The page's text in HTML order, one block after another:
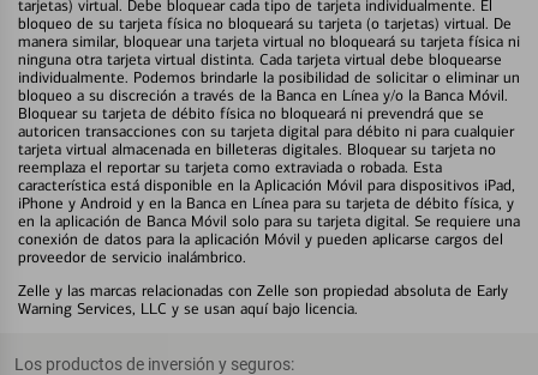
tarjetas) virtual. Debe bloquear cada tipo de tarjeta individualmente. El
bloqueo de su tarjeta física no bloqueará su tarjeta (o tarjetas) virtual. De
manera similar, bloquear una tarjeta virtual no bloqueará su tarjeta física ni
ninguna otra tarjeta virtual distinta. Cada tarjeta virtual debe bloquearse
individualmente. Podemos brindarle la posibilidad de solicitar o eliminar un
bloqueo a su discreción a través de la Banca en Línea y/o la Banca Móvil.
Bloquear su tarjeta de débito física no bloqueará ni prevendrá que se
autoricen transacciones con su tarjeta digital para débito ni para cualquier
tarjeta virtual almacenada en billeteras digitales. Bloquear su tarjeta no
reemplaza el reportar su tarjeta como extraviada o robada. Esta
característica está disponible en la Aplicación Móvil para dispositivos iPad,
iPhone y Android y en la Banca en Línea para su tarjeta de débito física, y
en la aplicación de Banca Móvil solo para su tarjeta digital. Se requiere una
conexión de datos para la aplicación Móvil y pueden aplicarse cargos del
proveedor de servicio inalámbrico.
Zelle y las marcas relacionadas con Zelle son propiedad absoluta de Early
Warning Services, LLC y se usan aquí bajo licencia.
Los productos de inversión y seguros: